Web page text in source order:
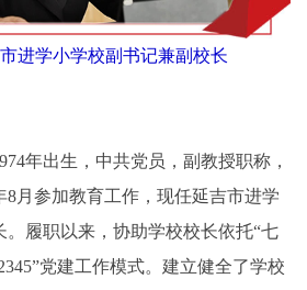
进学小学校副书记兼副校长
年出生，中共党员，副教授职称，
8月参加教育工作，现任延吉市进学
履职以来，协助学校校长依托“七
党建工作模式。建立健全了学校